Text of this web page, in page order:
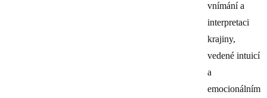
vnímání a
interpretaci
krajiny,
vedené intuicí
a
emocionálním